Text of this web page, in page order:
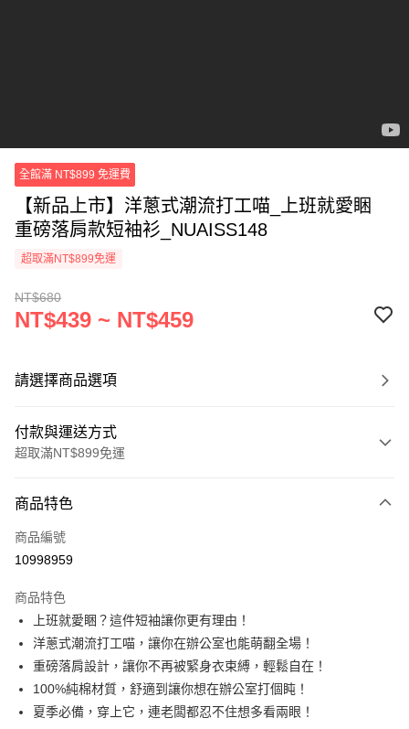
全館滿 NT$899 免運費
【新品上市】洋蔥式潮流打工喵_上班就愛睏
重磅落肩款短袖衫_NUAISS148
超取滿NT$899免運
NT$680
NT$439 ~ NT$459
請選擇商品選項
付款與運送方式
超取滿NT$899免運
信用卡一次付款
信用卡分期付款
合作金庫商業銀行
華南商業銀行
彰化商業銀行
上海商業儲蓄銀行
台北富邦商業銀行
國泰世華商業銀行
兆豐國際商業銀行
臺灣中小企業銀行
台中商業銀行
匯豐（台灣）商業銀行
華泰商業銀行
聯邦商業銀行
遠東國際商業銀行
6 期 0 利率 每期
華南商業銀行
彰化商業銀行
上海商業儲蓄銀行
台北富邦商業銀行
國泰世華商業銀行
兆豐國際商業銀行
臺灣中小企業銀行
台中商業銀行
12 期 0 利率 每期 NT$36
合作金庫商業銀行
第一商業銀行
上海商業儲蓄銀行
台北富邦商業銀行
國泰世華商業銀行
兆豐國際商業銀行
超商取貨付款
LINE Pay
商品特色
商品編號
10998959
商品特色
上班就愛睏？這件短袖讓你更有理由！
洋蔥式潮流打工喵，讓你在辦公室也能萌翻全場！
重磅落肩設計，讓你不再被緊身衣束縛，輕鬆自在！
100%純棉材質，舒適到讓你想在辦公室打個盹！
夏季必備，穿上它，連老闆都忍不住想多看兩眼！